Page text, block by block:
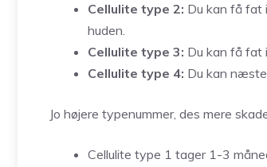
Cellulite type 2: Du kan få fat
huden.
Cellulite type 3: Du kan få fat
Cellulite type 4: Du kan
Jo højere typenummer, des mere
Cellulite type 1 tager 1-3